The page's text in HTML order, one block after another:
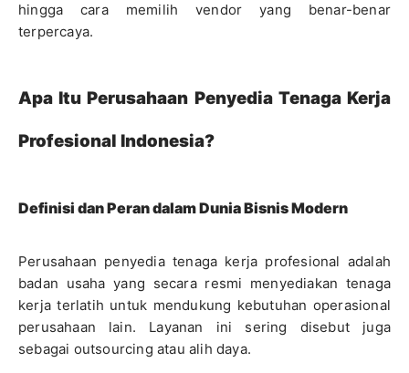
hingga cara memilih vendor yang benar-benar
terpercaya.
Apa Itu Perusahaan Penyedia Tenaga Kerja
Profesional Indonesia?
Definisi dan Peran dalam Dunia Bisnis Modern
Perusahaan penyedia tenaga kerja profesional adalah
badan usaha yang secara resmi menyediakan tenaga
kerja terlatih untuk mendukung kebutuhan operasional
perusahaan lain. Layanan ini sering disebut juga
sebagai outsourcing atau alih daya.